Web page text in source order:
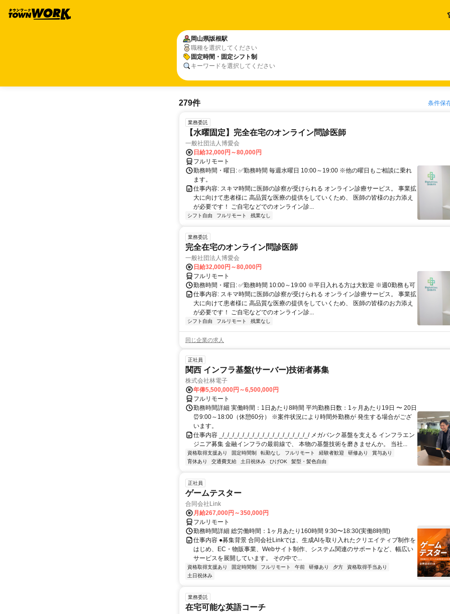
岡山県坂根駅
職種を選択してください
固定時間・固定シフト制
キーワードを選択してください
279件 条件保
業務委託
【水曜固定】完全在宅のオンライン問診医師
一般社団法人博愛会
日給32,000円～80,000円
フルリモート
勤務時間・曜日: ✅勤務時間 毎週水曜日 10:00～19:00 ※他の曜日もご相談に乗れ
ます。
仕事内容: スキマ時間に医師の診察が受けられる オンライン診療サービス。 事業拡
大に向けて患者様に 高品質な医療の提供をしていくため、 医師の皆様のお力添え
が必要です！ ご自宅などでのオンライン診...
シフト自由 フルリモート 残業なし
業務委託
完全在宅のオンライン問診医師
一般社団法人博愛会
日給32,000円～80,000円
フルリモート
勤務時間・曜日: ✅勤務時間 10:00～19:00 ※平日入れる方は大歓迎 ※週0勤務も可
仕事内容: スキマ時間に医師の診察が受けられる オンライン診療サービス。 事業拡
大に向けて患者様に 高品質な医療の提供をしていくため、 医師の皆様のお力添え
が必要です！ ご自宅などでのオンライン診...
シフト自由 フルリモート 残業なし
同じ企業の求人
正社員
関西 インフラ基盤(サーバー)技術者募集
株式会社林電子
年俸5,500,000円～6,500,000円
フルリモート
勤務時間詳細 実働時間：1日あたり8時間 平均勤務日数：1ヶ月あたり19日 〜 20日
⏰9:00～18:00（休憩60分） ※案件状況により時間外勤務が 発生する場合がござ
います。
仕事内容 _/_/_/_/_/_/_/_/_/_/_/_/_/_/_/_/_/_/ メガバンク基盤を支える インフラエン
ジニア募集 金融インフラの最前線で、 本物の基盤技術を磨きませんか。 当社...
資格取得支援あり 固定時間制 転勤なし フルリモート 経験者歓迎 研修あり
賞与あり
育休あり
交通費支給 土日祝休み ひげOK 髪型・髪色自由
正社員
ゲームテスター
合同会社Link
月給267,000円～350,000円
フルリモート
勤務時間詳細 総労働時間：1ヶ月あたり160時間 9:30〜18:30(実働8時間)
仕事内容 ●募集背景 合同会社Linkでは、生成AIを取り入れたクリエイティブ制作を
はじめ、EC・物販事業、Webサイト制作、システム関連のサポートなど、幅広い
サービスを展開しています。 その中で...
資格取得支援あり 固定時間制 フルリモート 午前 研修あり 夕方
資格取得手当あり
土日祝休み
業務委託
在宅可能な英語コーチ